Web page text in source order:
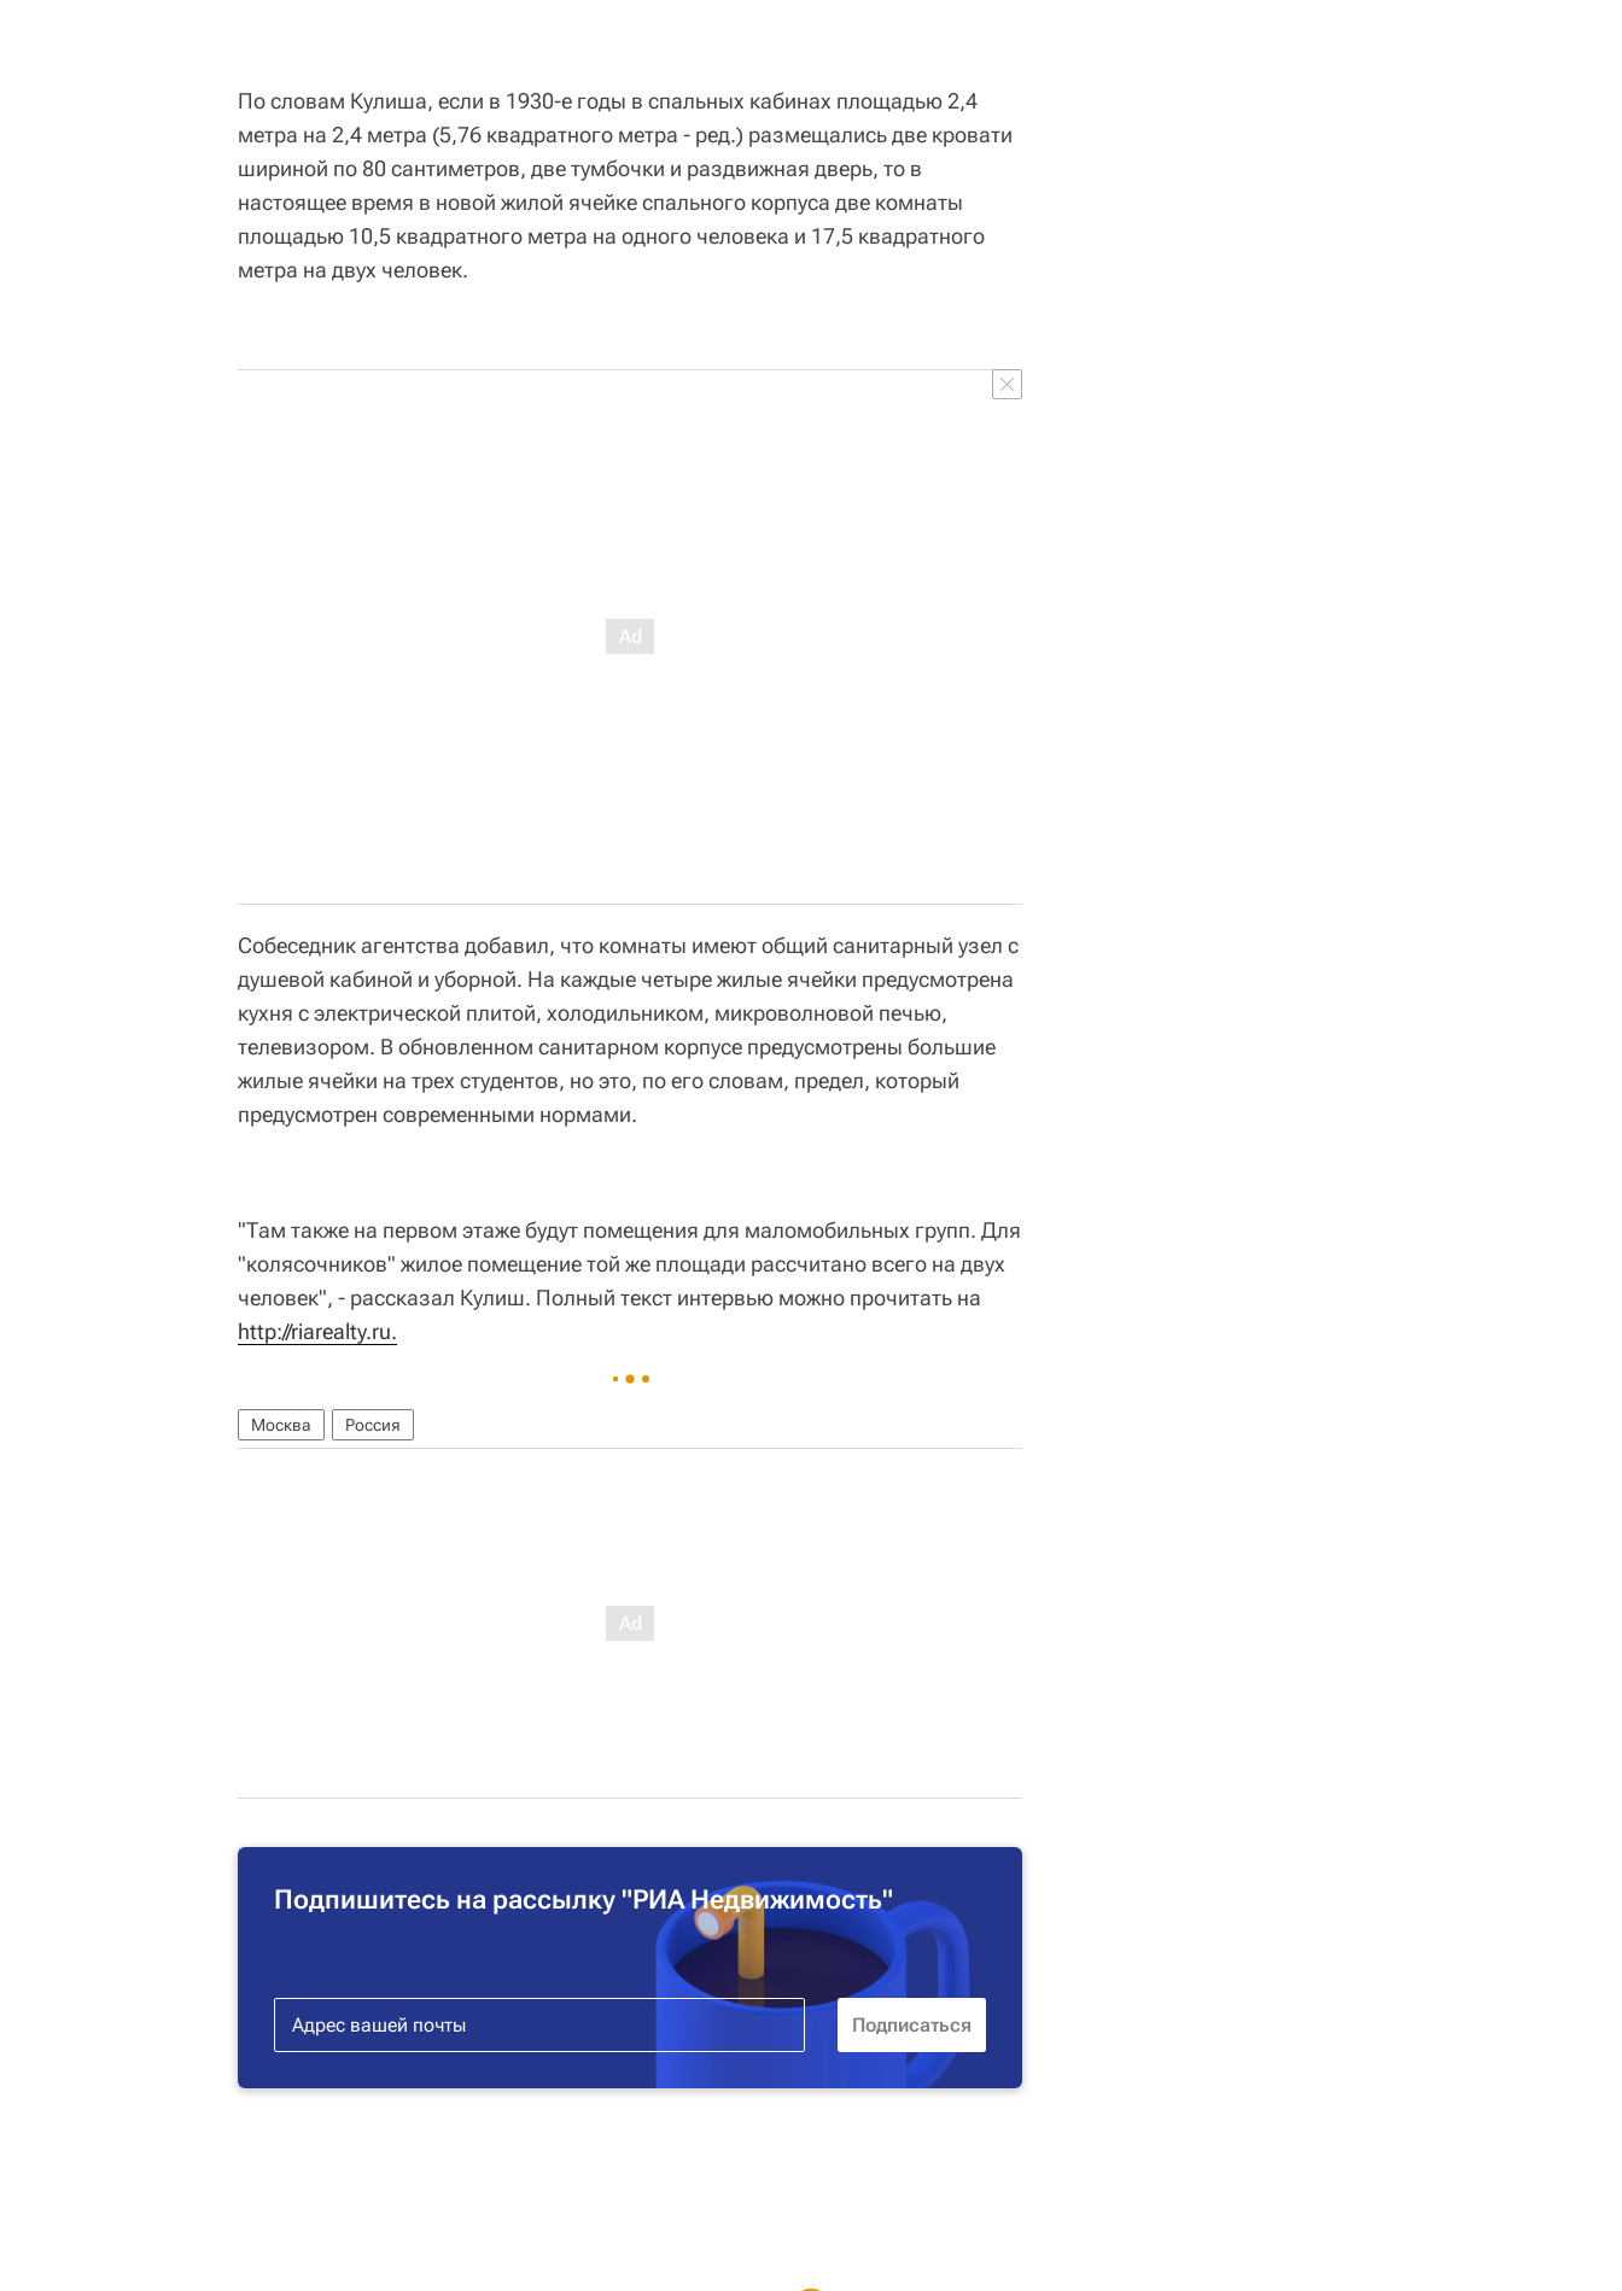
По словам Кулиша, если в 1930-е годы в спальных кабинах площадью 2,4
метра на 2,4 метра (5,76 квадратного метра - ред.) размещались две кровати
шириной по 80 сантиметров, две тумбочки и раздвижная дверь, то в
настоящее время в новой жилой ячейке спального корпуса две комнаты
площадью 10,5 квадратного метра на одного человека и 17,5 квадратного
метра на двух человек.
Собеседник агентства добавил, что комнаты имеют общий санитарный узел с
душевой кабиной и уборной. На каждые четыре жилые ячейки предусмотрена
кухня с электрической плитой, холодильником, микроволновой печью,
телевизором. В обновленном санитарном корпусе предусмотрены большие
жилые ячейки на трех студентов, но это, по его словам, предел, который
предусмотрен современными нормами.
"Там также на первом этаже будут помещения для маломобильных групп. Для
"колясочников" жилое помещение той же площади рассчитано всего на двух
человек", - рассказал Кулиш. Полный текст интервью можно прочитать на
http://riarealty.ru.
Москва Россия
Подпишитесь на рассылку "РИА Недвижимость"